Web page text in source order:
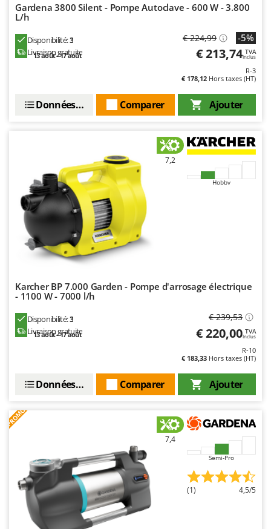
Gardena 3800 Silent - Pompe Autoclave - 600 W - 3.800
L/h
Disponibilité:3
Livraison gratuite
13 août - 17 août
€ 224,99 -5%
€ 213,74 TVA
Inclus
R-3
€ 178,12 Hors taxes (HT)
Ajouter
Comparer
Données techniques
7,2
Hobby
Karcher BP 7.000 Garden - Pompe d'arrosage électrique
- 1100 W - 7000 l/h
Disponibilité:3
Livraison gratuite
13 août - 17 août
€ 239,53
€ 220,00 TVA
Inclus
R-10
€ 183,33 Hors taxes (HT)
Ajouter
Comparer
Données techniques
PROMO
7,4
Semi-Pro
(1) 4,5/5